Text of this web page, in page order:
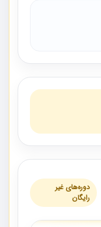
دوره‌های غیر
رایگان